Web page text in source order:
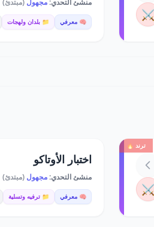
⚔️
منشئ التحدي:مجهول(مبتدئ)
🧠 معرفي 📁 بلدان ولهجات
ترند 🔥
⚔️
اختبار الأوتاكو
منشئ التحدي:مجهول(مبتدئ)
🧠 معرفي 📁 ترفيه وتسلية